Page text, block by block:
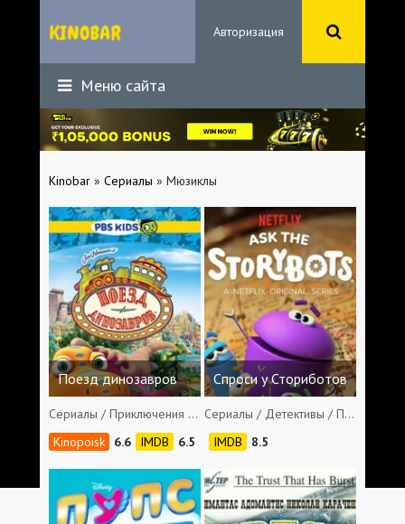
Авторизация
Меню сайта
Kinobar » Сериалы » Мюзиклы
Поезд динозавров
Сериалы / Приключения / Семейные / Мюзиклы
6.6
6.5
Спроси у Сториботов
Сериалы / Детективы / Приключения / Комедии / Семейные / Мюзиклы
8.5